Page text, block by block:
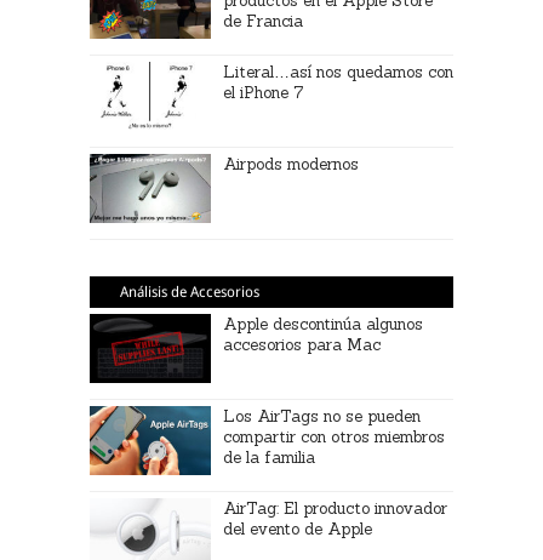
de Francia
Literal…así nos quedamos con
el iPhone 7
Airpods modernos
Análisis de Accesorios
Apple descontinúa algunos
accesorios para Mac
Los AirTags no se pueden
compartir con otros miembros
de la familia
AirTag: El producto innovador
del evento de Apple